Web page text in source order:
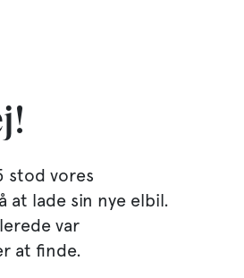
stod vores
at lade sin nye elbil.
var
at finde.